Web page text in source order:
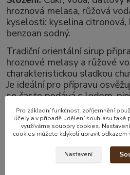
hroznová melasa, růžová
kyselosti: kyselina citronová,
benzoan sodný.
Tradiční orientální sirup
hroznové melasy a růžové
charakteristickou sladkou
Je ideální pro přípravu
se často podává s ledem,
rozinkami.
Zboží zařazeno v kategoriích
Pro základní funkčnost, zpříjemnění
účely a v případě udělení souhlasu také
využíváme soubory cookies.
cookies můžete kdykoli upravit odkazem
Nastavení